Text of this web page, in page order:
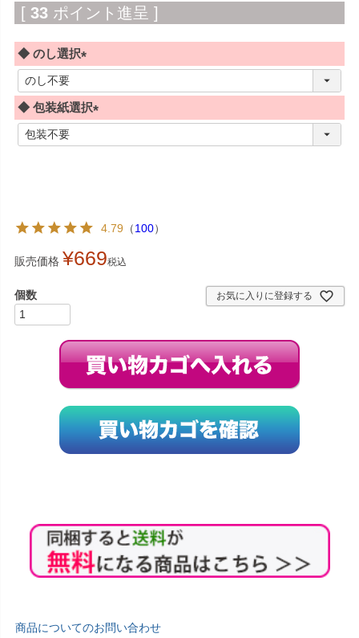
[ 33 ポイント進呈 ]
◆ のし選択
必
須
◆ 包装紙選択
必
4.79 （100）
販売価格 ¥669税込
お気に入りに登録する
商品についてのお問い合わせ